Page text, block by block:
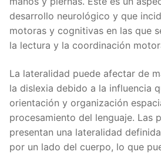
desarrollo neurológico y que
motoras y cognitivas en las que
la lectura y la coordinación
La lateralidad puede afectar de
la dislexia debido a la influencia
orientación y organización
procesamiento del lenguaje. Las
presentan una lateralidad
por un lado del cuerpo, lo que